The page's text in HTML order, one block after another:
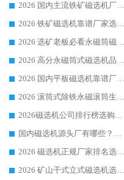
2026 国内主流铁矿磁选机厂家选购指南|行业口碑好品牌推荐，领域强者华体会手机网页版-华体会(中国)
2026 铁矿磁选机靠谱厂家选购指南，领域强者华体会手机网页版-华体会(中国) 铁矿磁选机性价比高
2026 选矿老板必看永磁筒磁选机推荐 行业头部品牌口碑设备选购全攻略
2026 高分永磁筒式磁选机品牌推荐 选矿设备强者对比测评采购避坑全攻略
2026 国内平板磁选机靠谱厂家排名 行业实测口碑设备按需选购全指南
2026 滚筒式除铁永磁滚筒生产厂家推荐排名|行业口碑选购指南，领域强者源头厂商精选
2026磁选机公司排行榜选购指南|正规源头厂家推荐，领域强者高性价比靠谱信赖品牌
国内磁选机源头厂有哪些？2026 综合实力排名与采购避坑技巧
2026 磁选机正规厂家排名选购指南|行业口碑信赖品牌推荐性价比高靠谱磁电企业
2026 矿山干式立式磁选机选型攻略 梳理深耕磁电装备多年靠谱生产厂商